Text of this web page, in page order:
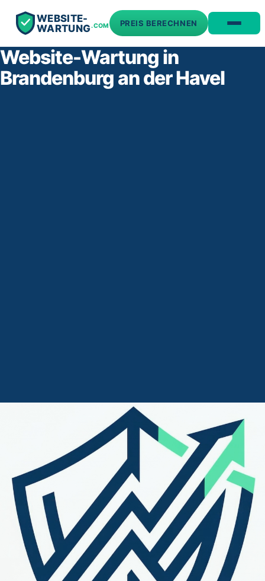
WEBSITE-
WARTUNG.COM PREIS BERECHNEN
Website-Wartung in
Brandenburg an der Havel